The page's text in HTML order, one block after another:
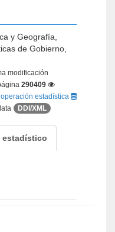
y Geografía,
de Gobierno,
modificación
290409
estadística
DDI/XML
estadístico